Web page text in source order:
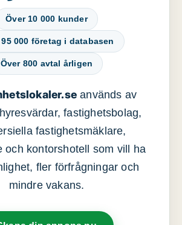
Över 10 000 kunder
95 000 företag i databasen
Över 800 avtal årligen
används av
fastighetsbolag,
fastighetsmäklare,
och kontorshotell som vill ha
fler förfrågningar och
mindre vakans.